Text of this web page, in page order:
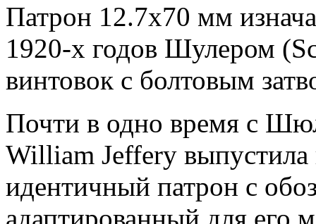
Патрон 12.7x70 мм
1920-х годов Шулером
винтовок с болтовым
Почти в одно время с
William Jeffery
идентичный патрон с